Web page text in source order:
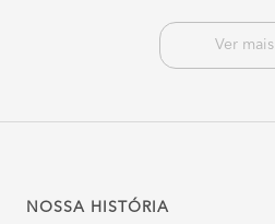
Ver mais
NOSSA HISTÓRIA